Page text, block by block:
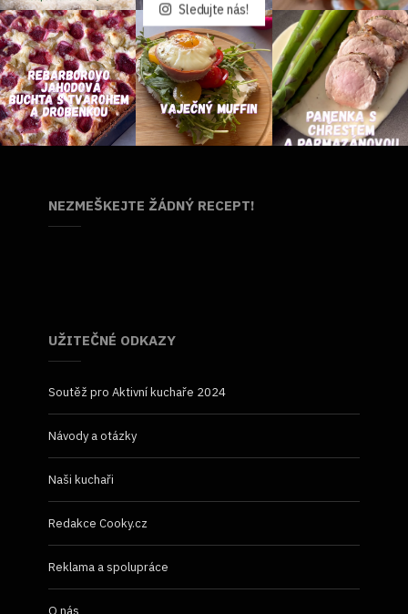
Sledujte nás!
NEZMEŠKEJTE ŽÁDNÝ RECEPT!
UŽITEČNÉ ODKAZY
Soutěž pro Aktivní kuchaře 2024
Návody a otázky
Naši kuchaři
Redakce Cooky.cz
Reklama a spolupráce
O nás